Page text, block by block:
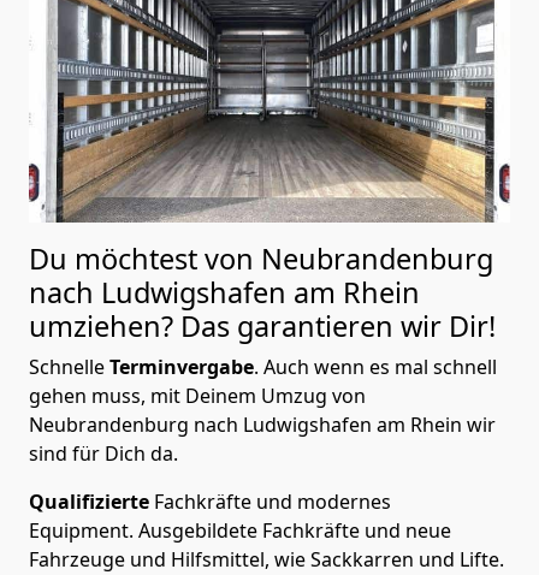
Du möchtest von Neubrandenburg
nach Ludwigshafen am Rhein
umziehen? Das garantieren wir Dir!
SchnelleTerminvergabe. Auch wenn es mal schnell
gehen muss, mit Deinem Umzug von
Neubrandenburg nach Ludwigshafen am Rhein wir
sind für Dich da.
Qualifizierte Fachkräfte und modernes
Equipment. Ausgebildete Fachkräfte und neue
Fahrzeuge und Hilfsmittel, wie Sackkarren und Lifte.